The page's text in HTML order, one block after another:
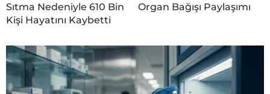
Sıtma Nedeniyle 610 Bin
Kişi Hayatını Kaybetti
Organ Bağışı Paylaşımı